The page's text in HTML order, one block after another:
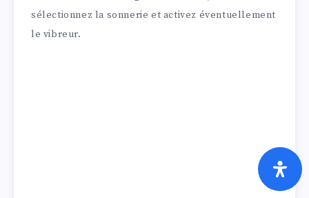
sélectionnez la sonnerie et activez éventuellement
le vibreur.